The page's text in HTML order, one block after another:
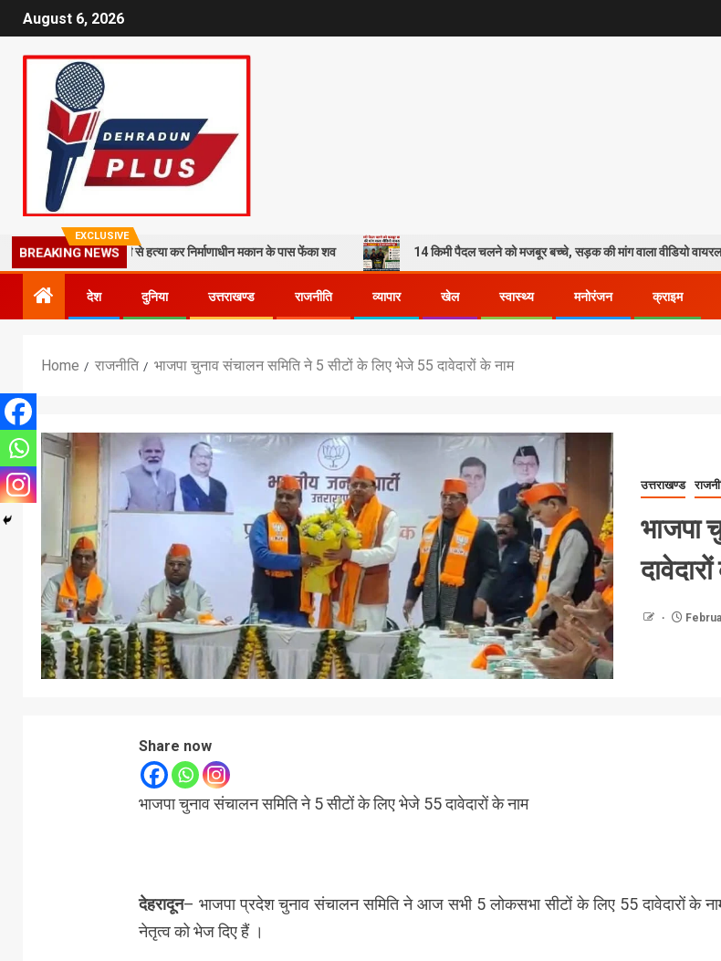
August 6, 2026
EXCLUSIVE
BREAKING NEWS
बेरहमी से हत्या कर निर्माणाधीन मकान के पास फेंका शव 14 किमी पैदल चलने को मजबूर बच्चे, सड़क की मांग वाला वीडियो वायरल; प्रशासन
देश दुनिया उत्तराखण्ड राजनीति व्यापार खेल स्वास्थ्य मनोरंजन क्राइम
Home राजनीति भाजपा चुनाव संचालन समिति ने 5 सीटों के लिए भेजे 55 दावेदारों के नाम
उत्तराखण्ड
भाजपा
Share now
भाजपा चुनाव संचालन समिति ने 5 सीटों के लिए भेजे 55 दावेदारों के नाम
देहरादून– भाजपा प्रदेश चुनाव संचालन समिति ने आज सभी 5 लोकसभा सीटों के लिए 55 दावेदारों के
नेतृत्व को भेज दिए हैं ।